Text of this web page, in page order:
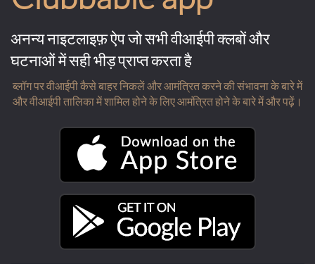
अनन्य नाइटलाइफ़ ऐप जो सभी वीआईपी क्लबों और
घटनाओं में सही भीड़ प्राप्त करता है
ब्लॉग पर वीआईपी कैसे बाहर निकलें और आमंत्रित करने की संभावना के बारे में
और वीआईपी तालिका में शामिल होने के लिए आमंत्रित होने के बारे में और पढ़ें।